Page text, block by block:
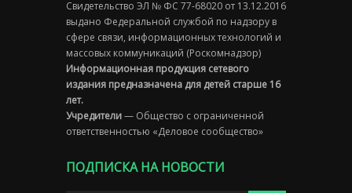
Свидетельство ЭЛ № ФС 77-68020 от 13.12.2016
выдано Федеральной службой по надзору в
сфере связи, информационных технологий и
массовых коммуникаций (Роскомнадзор)
Информационная продукция сетевого
издания предназначена для детей старше 16
лет.
Учредители— Общество с ограниченной
ответственностью «Деловое сообщество»
ПОДПИСКА НА НОВОСТИ